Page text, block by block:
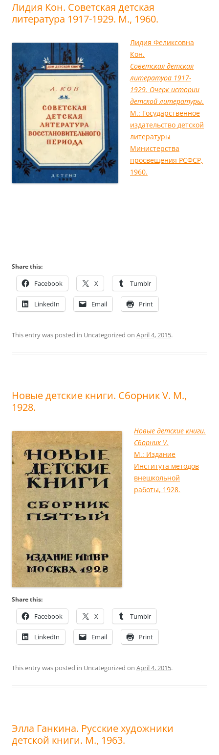
Лидия Кон. Советская детская
литература 1917-1929. М., 1960.
Лидия Феликсовна
Кон.
Советская детская
литература 1917-
1929. Очерк истории
детской литературы.
М.: Государственное
издательство детской
литературы
Министерства
просвещения РСФСР,
1960.
Share this:
Facebook X Tumblr
LinkedIn Email Print
This entry was posted in Uncategorized on April 4, 2015.
Новые детские книги. Сборник V. М.,
1928.
Новые детские книги.
Сборник V.
М.: Издание
Института методов
внешкольной
работы, 1928.
Share this:
Facebook X Tumblr
LinkedIn Email Print
This entry was posted in Uncategorized on April 4, 2015.
Элла Ганкина. Русские художники
детской книги. М., 1963.